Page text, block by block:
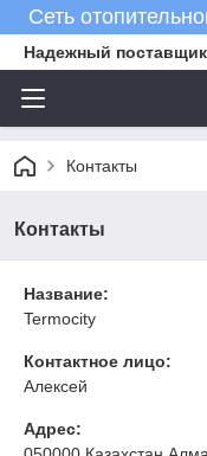
Сеть
Надежный поставщик
Контакты
Контакты
Название:
Termocity
Контактное лицо:
Алексей
Адрес: